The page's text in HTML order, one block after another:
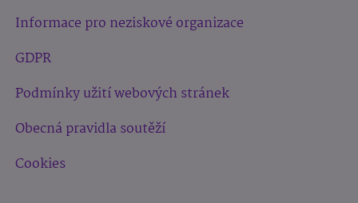
Informace pro neziskové organizace
GDPR
Podmínky užití webových stránek
Obecná pravidla soutěží
Cookies